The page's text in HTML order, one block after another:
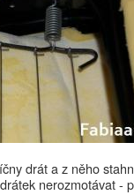
drát a z něho
nerozmotávat -